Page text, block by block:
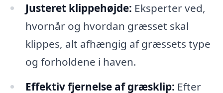
Justeret klippehøjde: Eksperter ved,
hvornår og hvordan græsset skal
klippes, alt afhængig af græssets type
og forholdene i haven.
Effektiv fjernelse af græsklip: Efter